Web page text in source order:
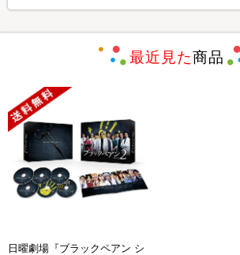
最近見た商品
日曜劇場『ブラックペアン シ